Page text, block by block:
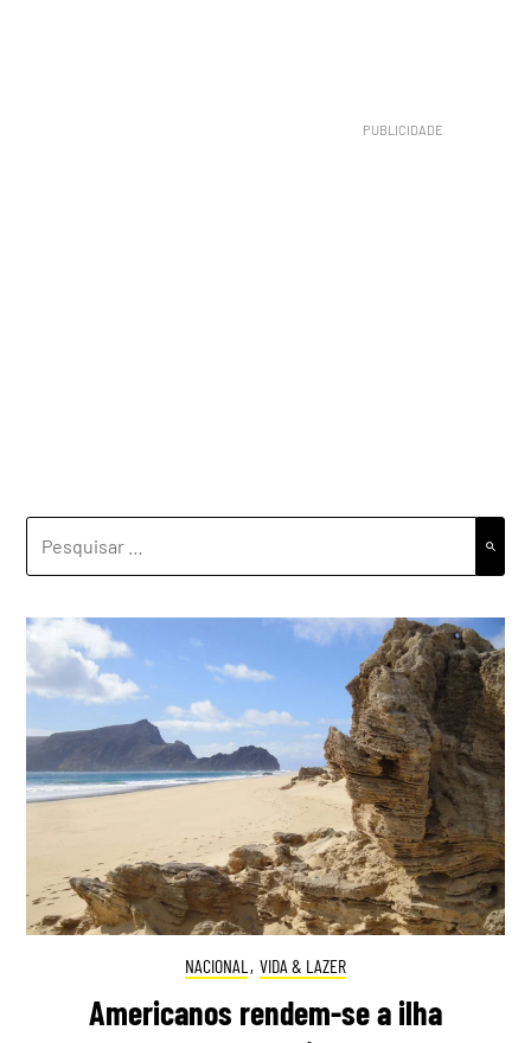
POR:
NACIONAL , VIDA & LAZER
Americanos rendem-se a ilha